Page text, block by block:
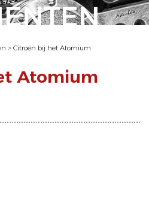
> Citroën bij het Atomium
Atomium